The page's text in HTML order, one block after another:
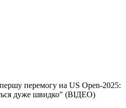
перемогу на US Open-2025:
дуже швидко" (ВІДЕО)